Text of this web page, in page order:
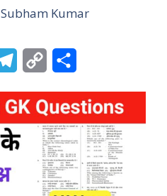
Subham Kumar
l
e
p
y
L
i
a
e